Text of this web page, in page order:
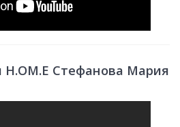
H.OM.E Стефанова Мария